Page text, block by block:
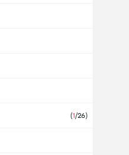
(1/26)